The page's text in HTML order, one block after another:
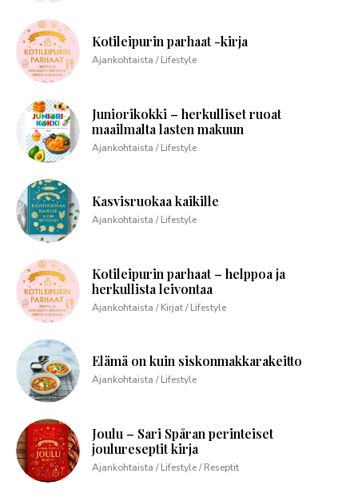
Kotileipurin parhaat -kirja
Ajankohtaista / Lifestyle
Juniorikokki – herkulliset ruoat
maailmalta lasten makuun
Ajankohtaista / Lifestyle
Kasvisruokaa kaikille
Ajankohtaista / Lifestyle
Kotileipurin parhaat – helppoa ja
herkullista leivontaa
Ajankohtaista / Kirjat / Lifestyle
Elämä on kuin siskonmakkarakeitto
Ajankohtaista / Lifestyle
Joulu – Sari Spåran perinteiset
joulureseptit kirja
Ajankohtaista / Lifestyle / Reseptit